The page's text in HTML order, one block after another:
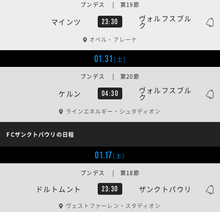
マインツ 23:30 ヴォルフスブル
ク
ブンデス | 第19節
オペル・アレーナ
01.31 [土]
ケルン 04:30 ヴォルフスブル
ク
ブンデス | 第20節
ラインエネルギー・シュタディオン
FCザンクトパウリの日程
01.17[土]
ドルトムント 23:30 ザンクトパウリ
ブンデス | 第18節
ヴェストファーレン・スタディオン